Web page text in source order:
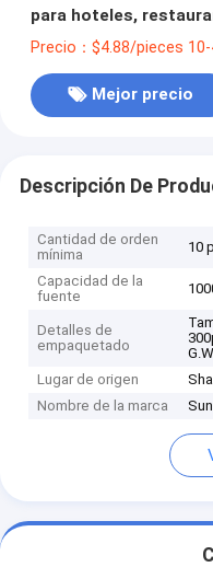
para hoteles,
diseño clásico
Precio：$4.88/pieces
Mejor precio
Descripción De
Cantidad de orden
mínima
10
Capacidad de la
fuente
Detalles de
empaquetado
Lugar de origen
Nombre de la marca